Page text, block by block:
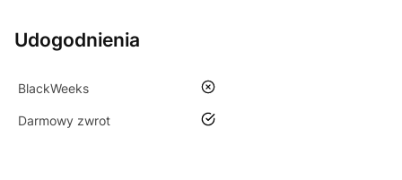
Udogodnienia
BlackWeeks nie
Darmowy zwrot tak